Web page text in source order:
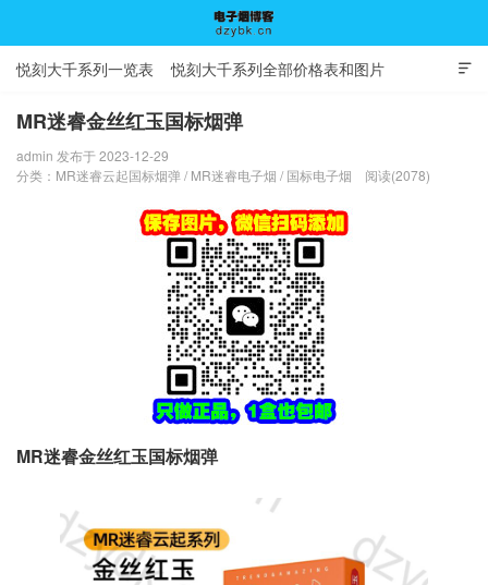
电子烟博客

悦刻大千系列一览表 悦刻大千系列全部价格表和图片
MR迷睿金丝红玉国标烟弹
admin 发布于 2023-12-29
分类： MR迷睿云起国标烟弹/ MR迷睿电子烟 / 国标电子烟 阅读(2078)
MR迷睿金丝红玉国标烟弹